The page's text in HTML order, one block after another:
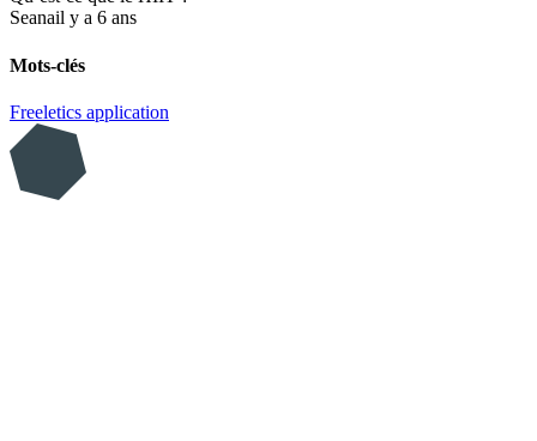
Seanail y a 6 ans
Mots-clés
Freeletics application